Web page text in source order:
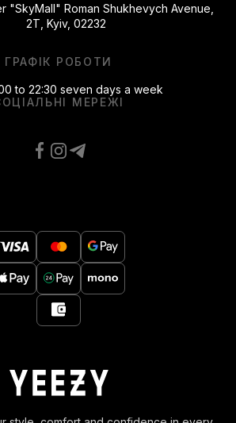
"SkyMall" Roman Shukhevych Avenue,
2T, Kyiv, 02232
МЕРЕЖІ
ГРАФІК РОБОТИ
to 22:30 seven days a week